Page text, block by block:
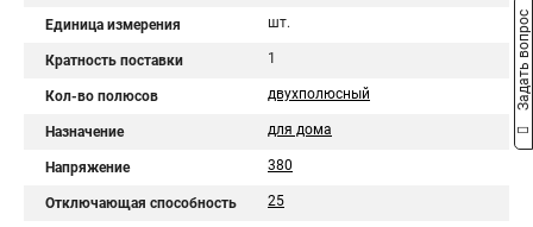
Единица измерения шт.
Кратность поставки 1
Кол-во полюсов двухполюсный
Назначение для дома
Напряжение 380
Отключающая способность 25
Задать вопрос